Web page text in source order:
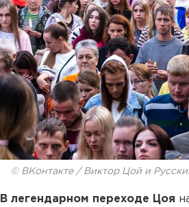
© ВКонтакте / Виктор Цой и
В легендарном переходе Цоя